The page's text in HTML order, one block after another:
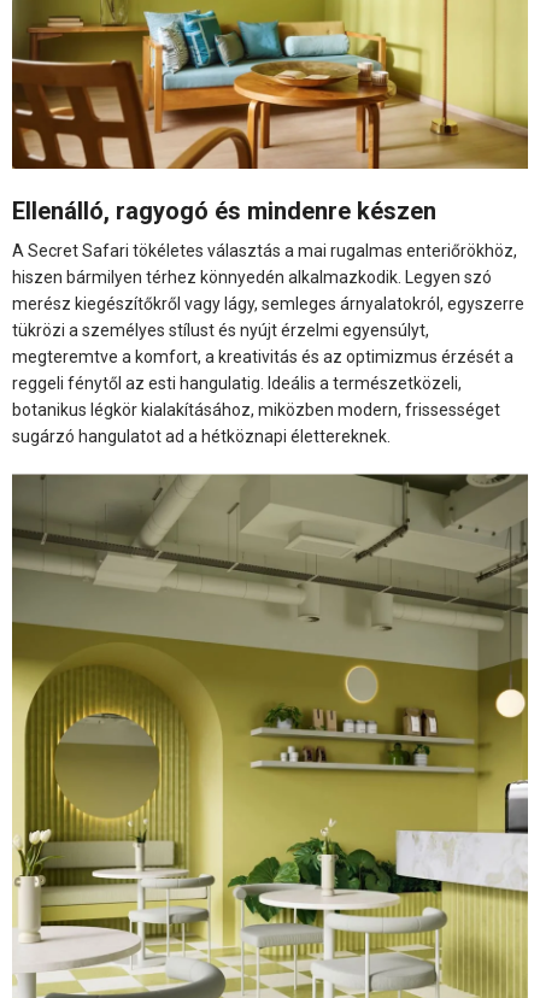
Ellenálló, ragyogó és mindenre készen
A Secret Safari tökéletes választás a mai rugalmas enteriőrökhöz,
hiszen bármilyen térhez könnyedén alkalmazkodik. Legyen szó
merész kiegészítőkről vagy lágy, semleges árnyalatokról, egyszerre
tükrözi a személyes stílust és nyújt érzelmi egyensúlyt,
megteremtve a komfort, a kreativitás és az optimizmus érzését a
reggeli fénytől az esti hangulatig. Ideális a természetközeli,
botanikus légkör kialakításához, miközben modern, frissességet
sugárzó hangulatot ad a hétköznapi élettereknek.